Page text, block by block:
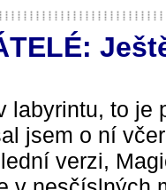
labyrintu, to je
jsem o ní
verzi,